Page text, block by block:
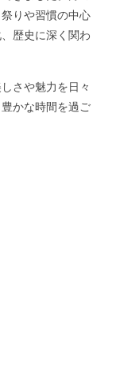
りや習慣の中心
歴史に深く関わ
さや魅力を日々
かな時間を過ご